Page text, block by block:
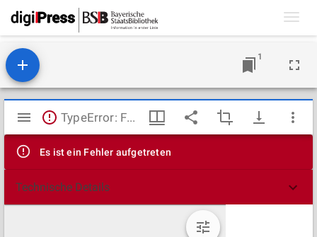
1
Mirador
Viewer
TypeError: Failed to fetch
Es ist ein Fehler aufgetreten
Technische Details